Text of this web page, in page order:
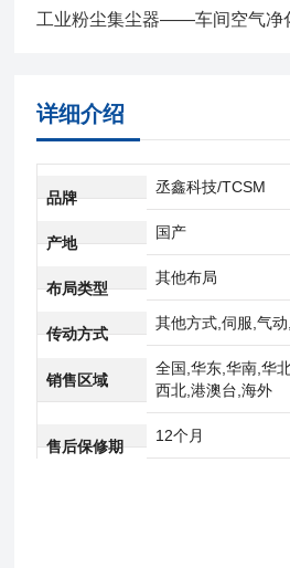
工业粉尘集尘器——车间空气净
详细介绍
品牌
丞鑫科技/TCSM
产地
国产
布局类型
其他布局
传动方式
其他方式,伺服,气
销售区域
全国,华东,华南,华
西北,港澳台,海外
售后保修期
12个月